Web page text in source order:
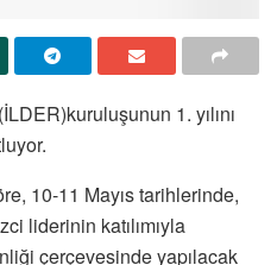
1. yılını
10-11 Mayıs tarihlerinde,
liderinin katılımıyla
çerçevesinde yapılacak